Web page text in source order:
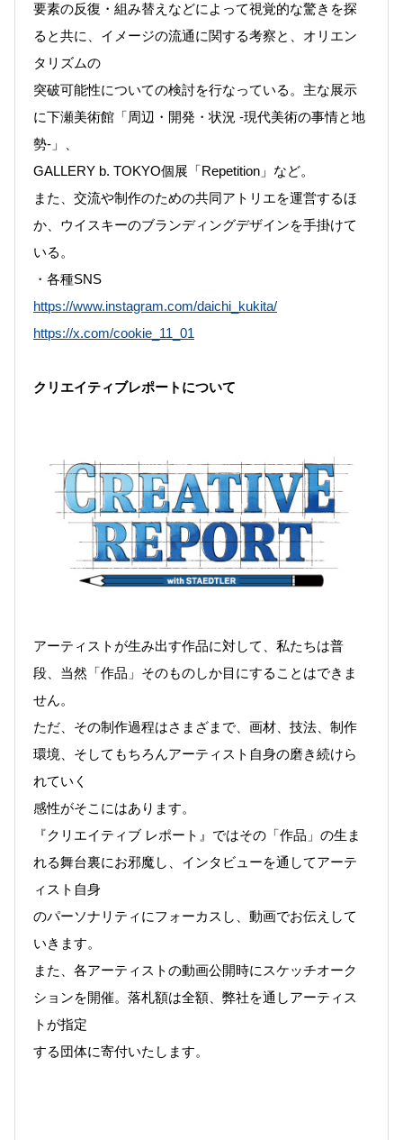
要素の反復・組み替えなどによって視覚的な驚きを探
ると共に、イメージの流通に関する考察と、オリエン
タリズムの
突破可能性についての検討を行なっている。主な展示
に下瀬美術館「周辺・開発・状況 -現代美術の事情と地
勢-」、
GALLERY b. TOKYO個展「Repetition」など。
また、交流や制作のための共同アトリエを運営するほ
か、ウイスキーのブランディングデザインを手掛けて
いる。
・各種SNS
https://www.instagram.com/daichi_kukita/
https://x.com/cookie_11_01
クリエイティブレポートについて
アーティストが生み出す作品に対して、私たちは普
段、当然「作品」そのものしか目にすることはできま
せん。
ただ、その制作過程はさまざまで、画材、技法、制作
環境、そしてもちろんアーティスト自身の磨き続けら
れていく
感性がそこにはあります。
『クリエイティブ レポート』ではその「作品」の生ま
れる舞台裏にお邪魔し、インタビューを通してアーテ
ィスト自身
のパーソナリティにフォーカスし、動画でお伝えして
いきます。
また、各アーティストの動画公開時にスケッチオーク
ションを開催。落札額は全額、弊社を通しアーティス
トが指定
する団体に寄付いたします。